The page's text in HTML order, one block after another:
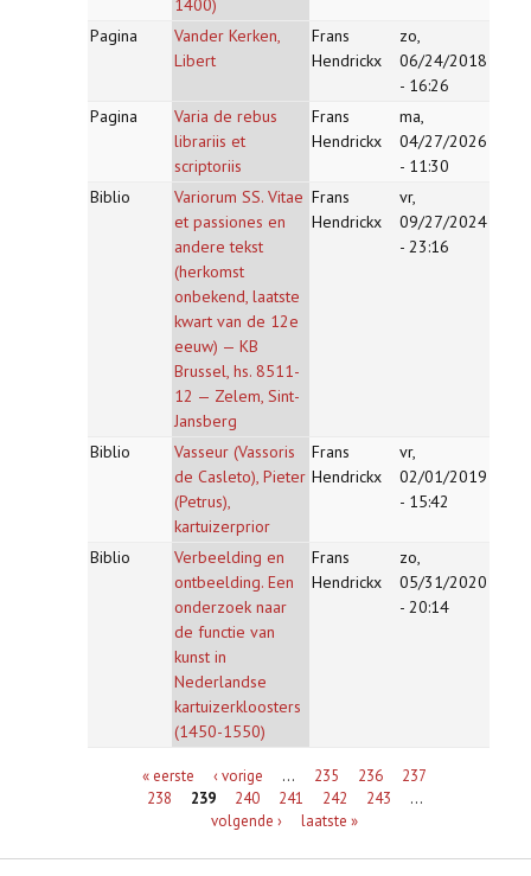
1400)
Pagina
Vander Kerken,
Libert
Frans
Hendrickx
zo,
06/24/2018
- 16:26
Pagina
Varia de rebus
librariis et
scriptoriis
Frans
Hendrickx
ma,
04/27/2026
- 11:30
Biblio
Variorum SS. Vitae
et passiones en
andere tekst
(herkomst
onbekend, laatste
kwart van de 12e
eeuw) — KB
Brussel, hs. 8511-
12 — Zelem, Sint-
Jansberg
Frans
Hendrickx
vr,
09/27/2024
- 23:16
Biblio
Vasseur (Vassoris
de Casleto), Pieter
(Petrus),
kartuizerprior
Frans
Hendrickx
vr,
02/01/2019
- 15:42
Biblio
Verbeelding en
ontbeelding. Een
onderzoek naar
de functie van
kunst in
Nederlandse
kartuizerkloosters
(1450-1550)
Frans
Hendrickx
zo,
05/31/2020
- 20:14
Pagina's« eerste ‹ vorige … 235 236
237
238
239 240 241 242 243
…
volgende ›
laatste »